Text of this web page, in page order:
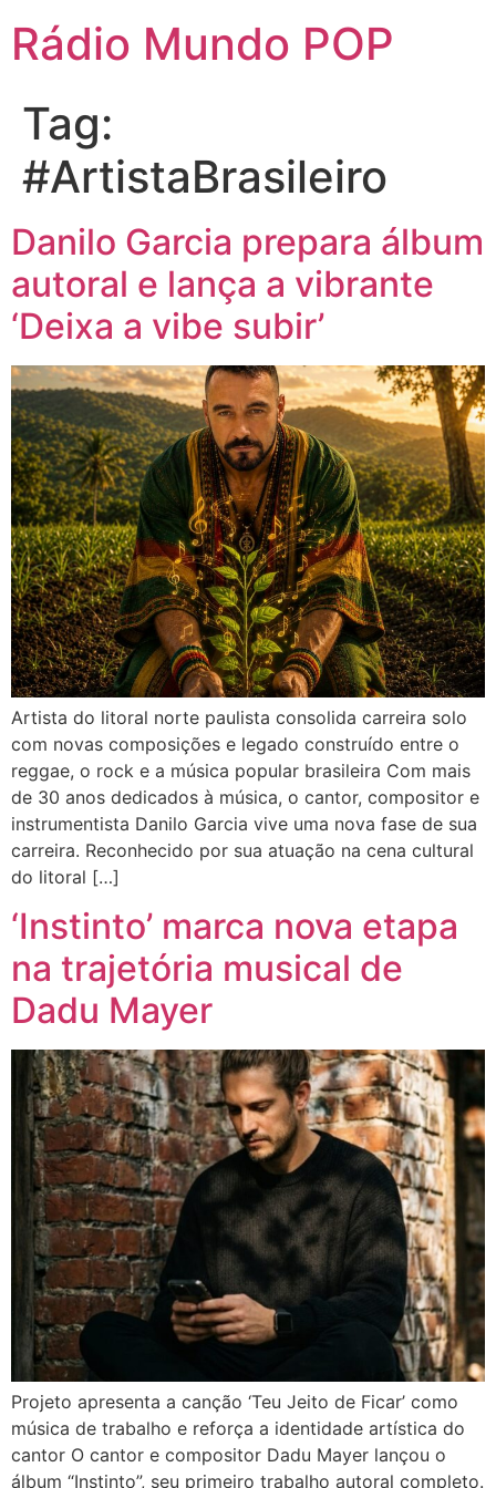
Rádio Mundo POP
Tag:
#ArtistaBrasileiro
Danilo Garcia prepara álbum
autoral e lança a vibrante
‘Deixa a vibe subir’
Artista do litoral norte paulista consolida carreira solo
com novas composições e legado construído entre o
reggae, o rock e a música popular brasileira Com mais
de 30 anos dedicados à música, o cantor, compositor e
instrumentista Danilo Garcia vive uma nova fase de sua
carreira. Reconhecido por sua atuação na cena cultural
do litoral […]
‘Instinto’ marca nova etapa
na trajetória musical de
Dadu Mayer
Projeto apresenta a canção ‘Teu Jeito de Ficar’ como
música de trabalho e reforça a identidade artística do
cantor O cantor e compositor Dadu Mayer lançou o
álbum “Instinto”, seu primeiro trabalho autoral completo.